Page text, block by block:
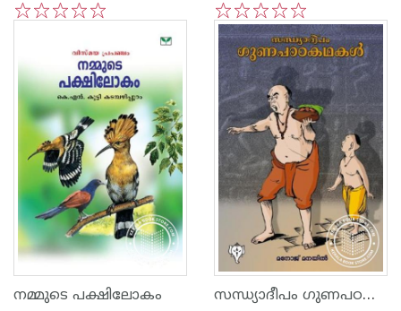
5
4
3
2
1
നമ്മുടെ പക്ഷിലോകം സന്ധ്യാദീപം ഗുണപഠകഥകള്‍